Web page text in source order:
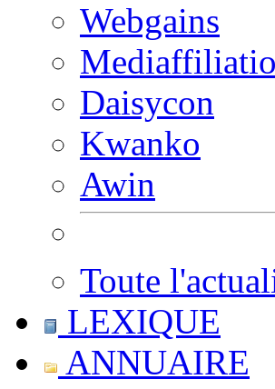
Webgains
Daisycon
Kwanko
Awin
Toute
LEXIQUE
ANNUAIRE